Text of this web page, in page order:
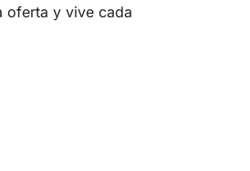
oferta y vive cada